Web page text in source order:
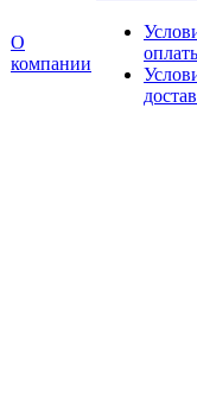
О
компании